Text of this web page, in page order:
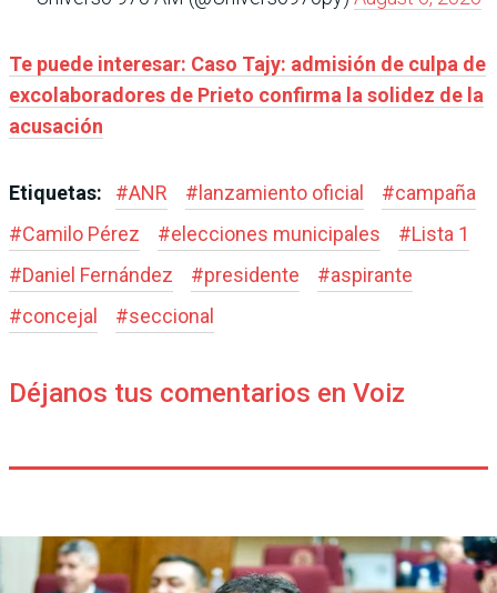
Te puede interesar: Caso Tajy: admisión de culpa de
excolaboradores de Prieto confirma la solidez de la
acusación
Etiquetas: #ANR #lanzamiento oficial #campaña
#Camilo Pérez #elecciones municipales #Lista 1
#Daniel Fernández #presidente #aspirante
#concejal #seccional
Déjanos tus comentarios en Voiz